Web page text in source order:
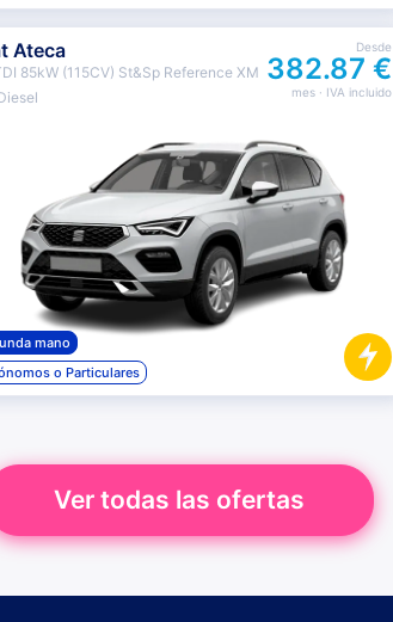
Ateca
85kW (115CV) St&Sp Reference XM
Desde
382.87 €
mes· IVA incluido
mano
o Particulares
Ver todas las ofertas